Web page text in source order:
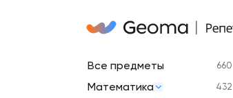
Все предметы 660
Математика 432